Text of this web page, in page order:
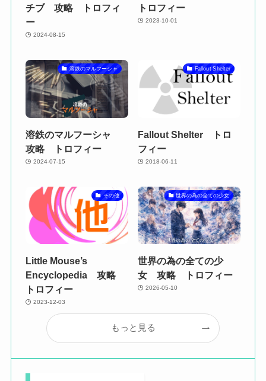
チブ 攻略 トロフィ
ー
2024-08-15
トロフィー
2023-10-01
溶鉄のマルフーシャ
溶鉄のマルフーシャ
攻略 トロフィー
2024-07-15
Fallout Shelter
Fallout Shelter トロ
フィー
2018-06-11
その他
Little Mouse’s
Encyclopedia 攻略
トロフィー
2023-12-03
世界の為の全ての少女
世界の為の全ての少
女 攻略 トロフィー
2026-05-10
もっと見る